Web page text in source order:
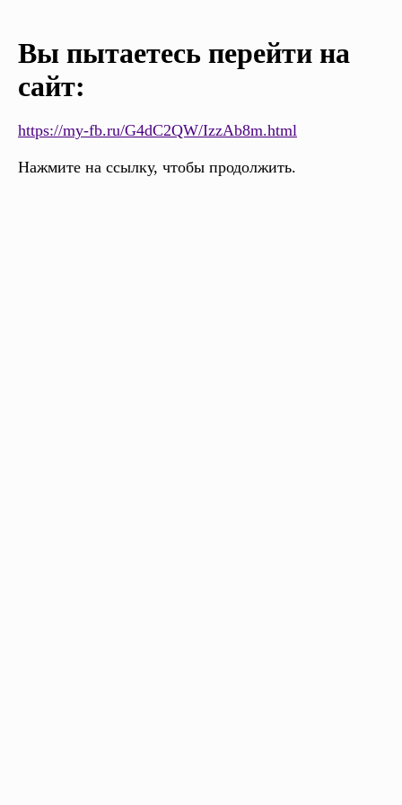
Вы пытаетесь перейти на
сайт:
https://my-fb.ru/G4dC2QW/IzzAb8m.html
Нажмите на ссылку, чтобы продолжить.